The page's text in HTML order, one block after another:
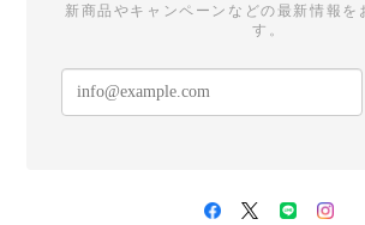
新商品やキャンペーンなどの最新情報を
す。